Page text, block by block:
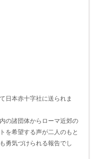
日本赤十字社に送られま
の諸団体からローマ近郊の
を希望する声が二人のもと
勇気づけられる報告でし